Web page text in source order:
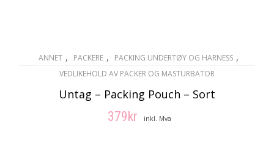
ANNET , PACKERE , PACKING UNDERTØY OG HARNESS ,
VEDLIKEHOLD AV PACKER OG MASTURBATOR
Untag – Packing Pouch – Sort
379 kr inkl. Mva